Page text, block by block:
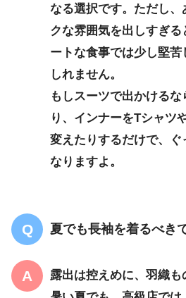
なる選択です。ただし、
クな雰囲気を出しすぎ
ートな食事では少し堅
しれません。
もしスーツで出かける
り、インナーをTシャツ
変えたりするだけで、
なりますよ。
夏でも長袖を着るべき
露出は控えめに、羽織も